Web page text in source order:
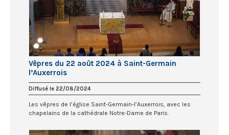
Vêpres du 22 août 2024 à Saint-Germain
l’Auxerrois
Diffusé le 22/08/2024
Les vêpres de l’église Saint-Germain-l’Auxerrois, avec les
chapelains de la cathédrale Notre-Dame de Paris.